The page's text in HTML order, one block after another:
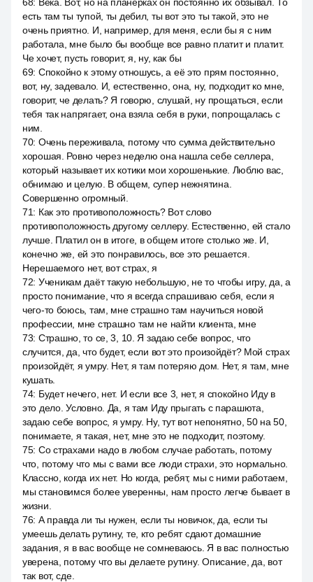
есть там ты тупой, ты дебил, ты вот это ты такой, это не
очень приятно. И, например, для меня, если бы я с ним
работала, мне было бы вообще все равно платит и платит.
Че хочет, пусть говорит, я, ну, как бы
69: Спокойно к этому отношусь, а её это прям постоянно,
вот, ну, задевало. И, естественно, она, ну, подходит ко мне,
говорит, че делать? Я говорю, слушай, ну прощаться, если
тебя так напрягает, она взяла себя в руки, попрощалась с
ним.
70: Очень переживала, потому что сумма действительно
хорошая. Ровно через неделю она нашла себе селлера,
который называет их котики мои хорошенькие. Люблю вас,
обнимаю и целую. В общем, супер нежнятина.
Совершенно огромный.
71: Как это противоположность? Вот слово
противоположность другому селлеру. Естественно, ей стало
лучше. Платил он в итоге, в общем итоге столько же. И,
конечно же, ей это понравилось, все это решается.
Нерешаемого нет, вот страх, я
72: Ученикам даёт такую небольшую, не то чтобы игру, да, а
просто понимание, что я всегда спрашиваю себя, если я
чего-то боюсь, там, мне страшно там научиться новой
профессии, мне страшно там не найти клиента, мне
73: Страшно, то се, 3, 10. Я задаю себе вопрос, что
случится, да, что будет, если вот это произойдёт? Мой страх
произойдёт, я умру. Нет, я там потеряю дом. Нет, я там, мне
кушать.
74: Будет нечего, нет. И если все 3, нет, я спокойно Иду в
это дело. Условно. Да, я там Иду прыгать с парашюта,
задаю себе вопрос, я умру. Ну, тут вот непонятно, 50 на 50,
понимаете, я такая, нет, мне это не подходит, поэтому.
75: Со страхами надо в любом случае работать, потому
что, потому что мы с вами все люди страхи, это нормально.
Классно, когда их нет. Но когда, ребят, мы с ними работаем,
мы становимся более уверенны, нам просто легче бывает в
жизни.
76: А правда ли ты нужен, если ты новичок, да, если ты
умеешь делать рутину, те, кто ребят сдают домашние
задания, я в вас вообще не сомневаюсь. Я в вас полностью
уверена, потому что вы делаете рутину. Описание, да, вот
так вот, сде.